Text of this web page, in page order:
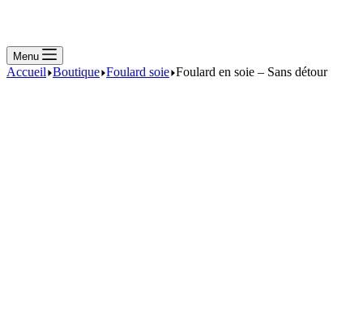
Menu
Accueil Boutique Foulard soie Foulard en soie – Sans détour